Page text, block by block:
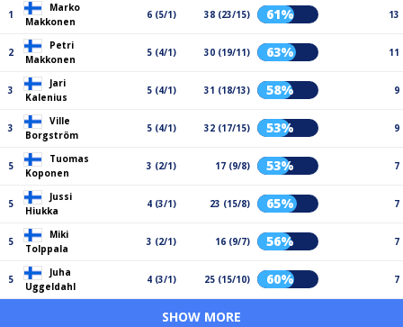
1
Marko
Makkonen
6 (5/1) 38 (23/15) 61% 13
2
Petri
Makkonen
5 (4/1) 30 (19/11) 63% 11
3
Jari
Kalenius
5 (4/1) 31 (18/13) 58% 9
3
Ville
Borgström
5 (4/1) 32 (17/15) 53% 9
5
Tuomas
Koponen
3 (2/1) 17 (9/8) 53% 7
5
Jussi
Hiukka
4 (3/1) 23 (15/8) 65% 7
5
Miki
Tolppala
3 (2/1) 16 (9/7) 56% 7
5
Juha
Uggeldahl
4 (3/1) 25 (15/10) 60% 7
SHOW MORE